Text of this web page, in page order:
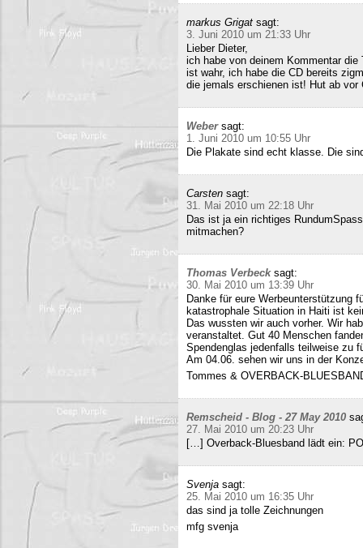
markus Grigat sagt:
3. Juni 2010 um 21:33 Uhr
Lieber Dieter,
ich habe von deinem Kommentar
ist wahr, ich habe die CD bereits
die jemals erschienen ist! Hut ab vor
Weber sagt:
1. Juni 2010 um 10:55 Uhr
Die Plakate sind echt klasse. Die
Carsten sagt:
31. Mai 2010 um 22:18 Uhr
Das ist ja ein richtiges
mitmachen?
Thomas Verbeck sagt:
30. Mai 2010 um 13:39 Uhr
Danke für eure Werbeunterstützung
katastrophale Situation in Haiti ist
Das wussten wir auch vorher. Wir
veranstaltet. Gut 40 Menschen
Spendenglas jedenfalls teilweise zu
Am 04.06. sehen wir uns in der
Tommes & OVERBACK-
Remscheid - Blog - 27 May 2010
27. Mai 2010 um 20:23 Uhr
[…] Overback-Bluesband lädt ein:
Svenja sagt:
25. Mai 2010 um 16:35 Uhr
das sind ja tolle Zeichnungen
mfg svenja